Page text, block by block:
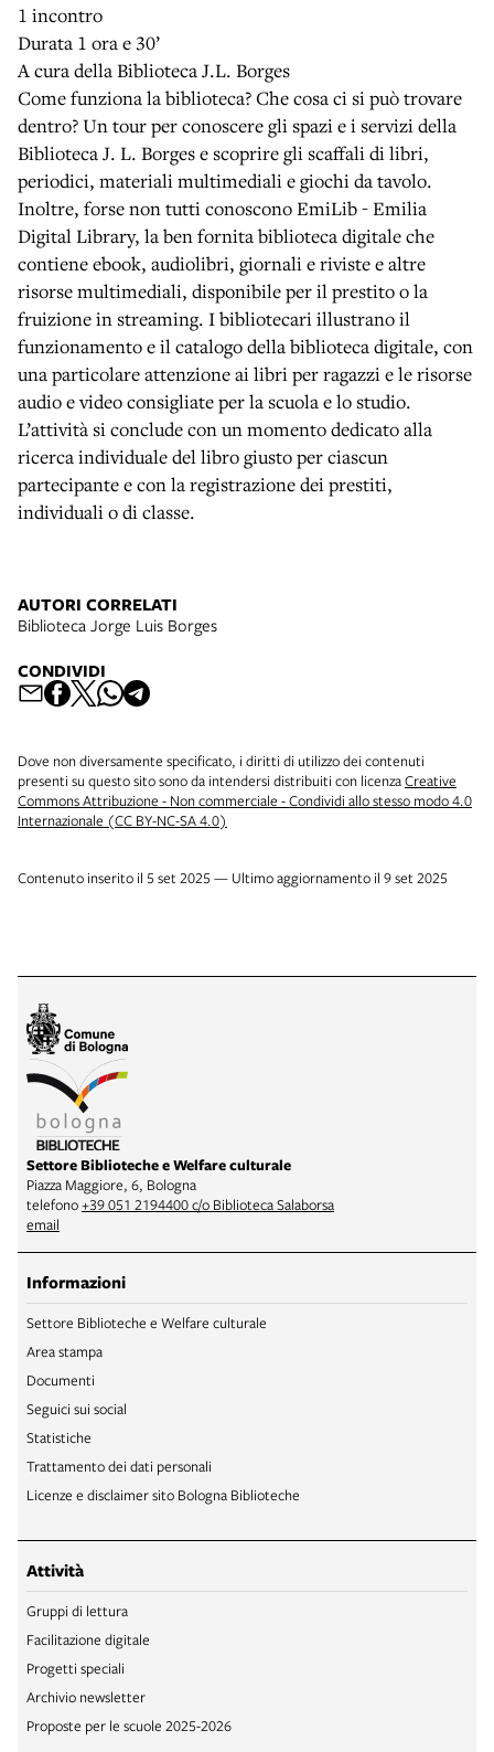
1 incontro
Durata 1 ora e 30’
A cura della Biblioteca J.L. Borges
Come funziona la biblioteca? Che cosa ci si può trovare
dentro? Un tour per conoscere gli spazi e i servizi della
Biblioteca J. L. Borges e scoprire gli scaffali di libri,
periodici, materiali multimediali e giochi da tavolo.
Inoltre, forse non tutti conoscono EmiLib - Emilia
Digital Library, la ben fornita biblioteca digitale che
contiene ebook, audiolibri, giornali e riviste e altre
risorse multimediali, disponibile per il prestito o la
fruizione in streaming. I bibliotecari illustrano il
funzionamento e il catalogo della biblioteca digitale, con
una particolare attenzione ai libri per ragazzi e le risorse
audio e video consigliate per la scuola e lo studio.
L’attività si conclude con un momento dedicato alla
ricerca individuale del libro giusto per ciascun
partecipante e con la registrazione dei prestiti,
individuali o di classe.
AUTORI CORRELATI
Biblioteca Jorge Luis Borges
CONDIVIDI
Dove non diversamente specificato, i diritti di utilizzo dei contenuti
presenti su questo sito sono da intendersi distribuiti con licenzaCreative
Commons Attribuzione - Non commerciale - Condividi allo stesso modo 4.0
Internazionale (CC BY-NC-SA 4.0)
Contenuto inserito il 5 set 2025 — Ultimo aggiornamento il 9 set 2025
Settore Biblioteche e Welfare culturale
Piazza Maggiore, 6, Bologna
telefono+39 051 2194400 c/o Biblioteca Salaborsa
email
Informazioni
Settore Biblioteche e Welfare culturale
Area stampa
Documenti
Seguici sui social
Statistiche
Trattamento dei dati personali
Licenze e disclaimer sito Bologna Biblioteche
Attività
Gruppi di lettura
Facilitazione digitale
Progetti speciali
Archivio newsletter
Proposte per le scuole 2025-2026